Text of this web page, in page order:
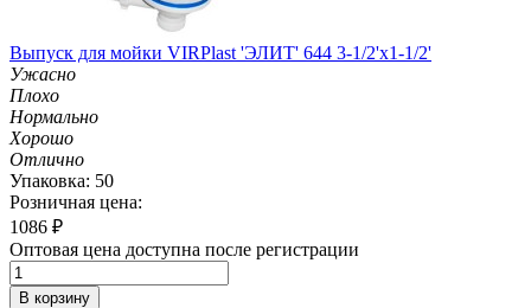
Выпуск для мойки VIRPlast 'ЭЛИТ' 644 3-1/2'х1-1/2'
Ужасно
Плохо
Нормально
Хорошо
Отлично
Упаковка: 50
Розничная цена:
1086 ₽
Оптовая цена доступна после регистрации
В корзину